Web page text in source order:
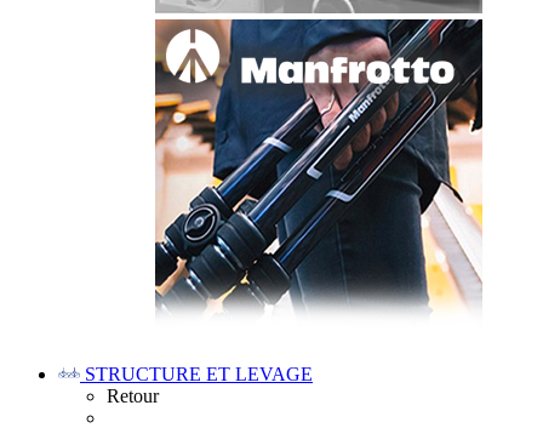
STRUCTURE ET LEVAGE
Retour